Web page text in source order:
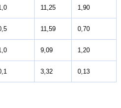
11,25 1,90
11,59 0,70
9,09 1,20
3,32 0,13